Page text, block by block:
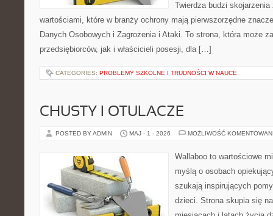
Twierdza budzi
wartościami, które w branży ochrony mają pierwszorzędne
Danych Osobowych i Zagrożenia i Ataki. To strona, która może
przedsiębiorców, jak i właścicieli posesji, dla […]
CATEGORIES: PROBLEMY SZKOLNE I TRUDNOŚCI W NAUCE
CHUSTY I OTULACZE
POSTED BY ADMIN MAJ - 1 - 2026 MOŻLIWOŚĆ
Wallaboo to wartościowe
myślą o osobach
szukają inspirujących
dzieci. Strona skupia się